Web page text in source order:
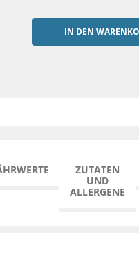
ERHÖHEN
IN DEN
ZUTATEN
UND
ALLERGENE